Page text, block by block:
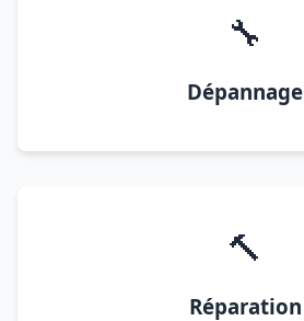
🔧
Dépannage
🔨
Réparation